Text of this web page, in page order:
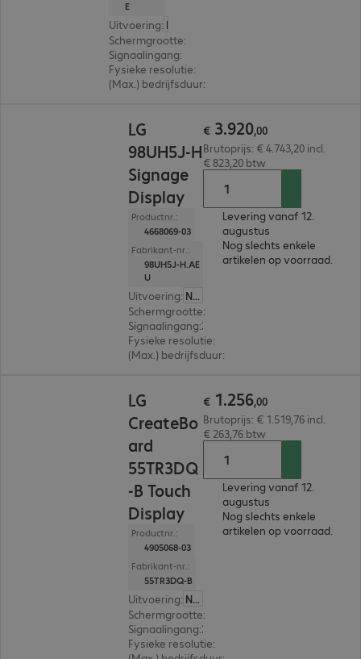
E
Uitvoering: Nederland
Schermgrootte:
Signaalingang:
Fysieke resolutie:
(Max.) bedrijfsduur:
LG
98UH5J-H
Signage
Display
Productnr.:
4668069-03
Fabrikant-nr.:
98UH5J-H.AE
U
Uitvoering:
Nederland
Schermgrootte:
Signaalingang:
Fysieke resolutie:
(Max.) bedrijfsduur:
€ 3.920,00
Brutoprijs: € 4.743,20 incl.
€ 823,20 btw
Levering vanaf 12.
augustus
Nog slechts enkele
artikelen op voorraad.
LG
CreateBo
ard
55TR3DQ
-B Touch
Display
Productnr.:
4905068-03
Fabrikant-nr.:
55TR3DQ-B
Uitvoering:
Nederland
Schermgrootte:
Signaalingang:
Fysieke resolutie:
€ 1.256,00
Brutoprijs: € 1.519,76 incl.
€ 263,76 btw
Levering vanaf 12.
augustus
Nog slechts enkele
artikelen op voorraad.